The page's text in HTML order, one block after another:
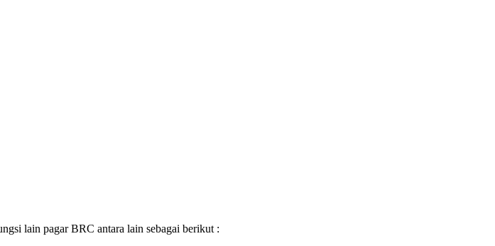
lain pagar BRC antara lain sebagai berikut :